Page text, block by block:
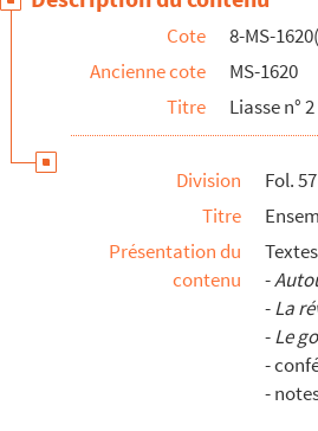
Cote
8-MS-
Ancienne cote
MS-1620
Titre
Liasse n°
Division
Fol. 57
Titre
Présentation du
contenu
-
-La
-Le
-
-